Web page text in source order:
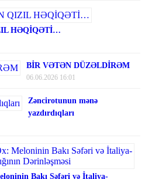
HƏQİQƏTİ…
BİR VƏTƏN DÜZƏLDİRƏM
06.06.2026 16:01
Zəncirotunun mənə
yazdırdıqları
Bakı Səfəri və İtaliya-